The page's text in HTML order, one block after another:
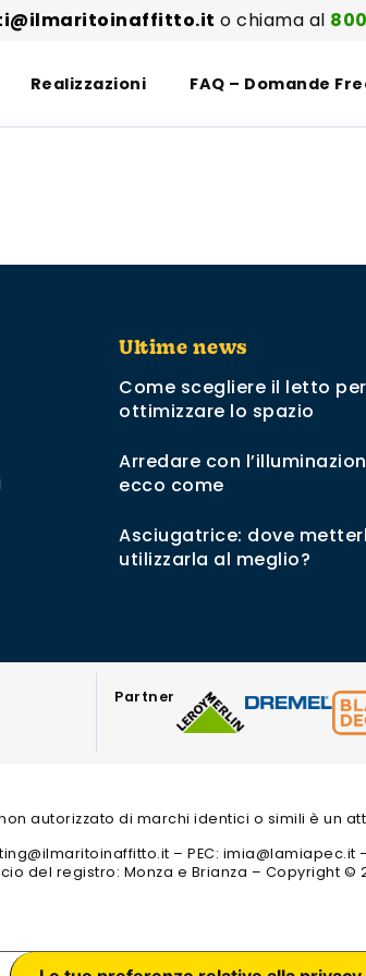
o chiama al
Realizzazioni FAQ – Domande
Ultime news
Come scegliere il letto per
ottimizzare lo spazio
Arredare con
ecco come
Asciugatrice: dove
utilizzarla al meglio?
Partner
autorizzato di marchi identici o simili è un
– PEC: imia@lamiapec.it –
del registro: Monza e Brianza – Copyright ©